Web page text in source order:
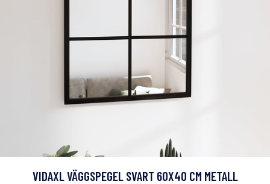
VIDAXL VÄGGSPEGEL SVART 60X40 CM METALL